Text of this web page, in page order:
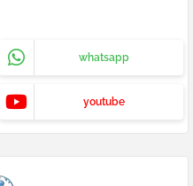
whatsapp
youtube